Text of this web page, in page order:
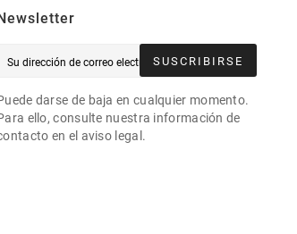
SUSCRIBIRSE
darse de baja en cualquier momento.
ello, consulte nuestra información de
en el aviso legal.